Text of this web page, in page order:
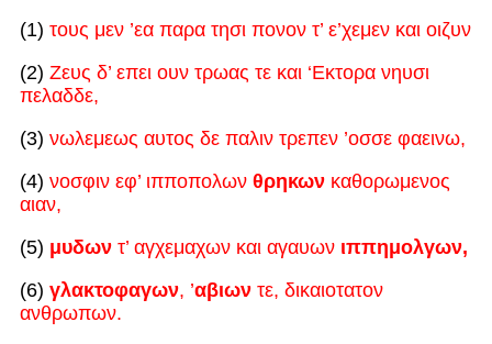
(1) τους μεν ’εα παρα τησι πονον τ’ ε’χεμεν και οιζυν
(2) Ζευς δ’ επει ουν τρωας τε και ‘Εκτορα νηυσι
πελαδδε,
(3) νωλεμεως αυτος δε παλιν τρεπεν ’οσσε φαεινω,
(4) νοσφιν εφ’ ιπποπολων θρηκων καθορωμενος
αιαν,
(5) μυδων τ’ αγχεμαχων και αγαυων ιππημολγων,
(6) γλακτοφαγων, ’αβιων τε, δικαιοτατον
ανθρωπων.